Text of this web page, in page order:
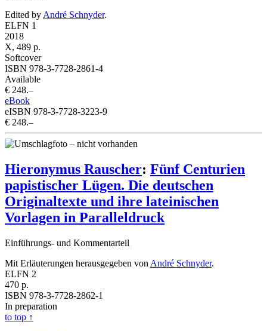
Edited by André Schnyder.
ELFN 1
2018
X, 489 p.
Softcover
ISBN 978-3-7728-2861-4
Available
€ 248.–
eBook
eISBN 978-3-7728-3223-9
€ 248.–
Hieronymus Rauscher: Fünf Centurien
papistischer Lügen. Die deutschen
Originaltexte und ihre lateinischen
Vorlagen in Paralleldruck
Einführungs- und Kommentarteil
Mit Erläuterungen herausgegeben von André Schnyder.
ELFN 2
470 p.
ISBN 978-3-7728-2862-1
In preparation
to top ↑